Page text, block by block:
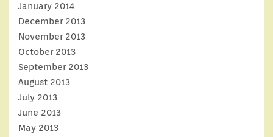
January 2014
December 2013
November 2013
October 2013
September 2013
August 2013
July 2013
June 2013
May 2013